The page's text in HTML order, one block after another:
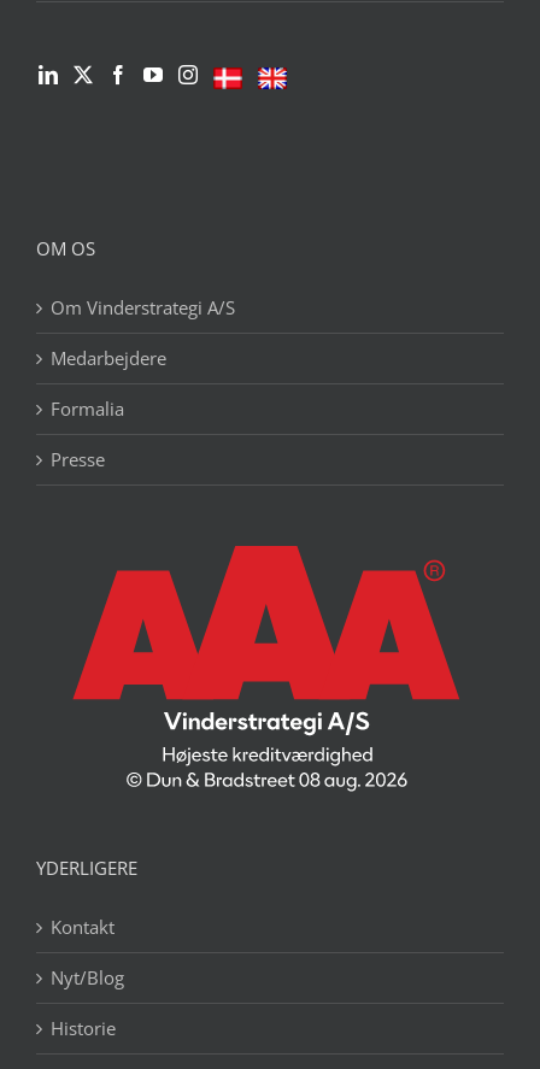
OM OS
Om Vinderstrategi A/S
Medarbejdere
Formalia
Presse
YDERLIGERE
Kontakt
Nyt/Blog
Historie